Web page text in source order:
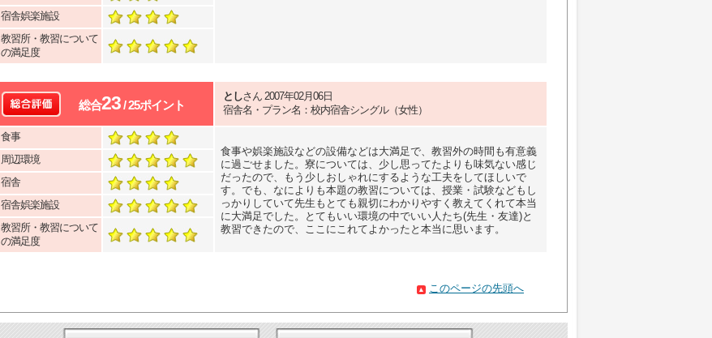
宿舎娯楽施設
教習所・教習について
の満足度
総合23/ 25ポイント
としさん 2007年02月06日
宿舎名・プラン名：校内宿舎シングル（女性）
食事
食事や娯楽施設などの設備などは大満足で、教習外の時間も有意義
に過ごせました。寮については、少し思ってたよりも味気ない感じ
だったので、もう少しおしゃれにするような工夫をしてほしいで
す。でも、なによりも本題の教習については、授業・試験などもし
っかりしていて先生もとても親切にわかりやすく教えてくれて本当
に大満足でした。とてもいい環境の中でいい人たち(先生・友達)と
教習できたので、ここにこれてよかったと本当に思います。
周辺環境
宿舎
宿舎娯楽施設
教習所・教習について
の満足度
このページの先頭へ